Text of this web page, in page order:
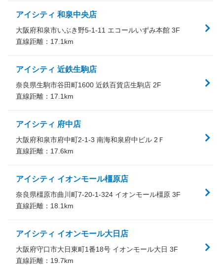
アイシティ 和泉中央店
大阪府和泉市いぶき野5-1-11 エコールいずみ本館 3F
直線距離： 17.1 km
アイシティ 近鉄生駒店
奈良県生駒市谷田町1600 近鉄百貨店生駒店 2F
直線距離： 17.1 km
アイシティ 府中店
大阪府和泉市府中町2-1-3 南海和泉府中ビル 2Ｆ
直線距離： 17.6km
アイシティ イオンモール橿原店
奈良県橿原市曲川町7-20-1-324 イオンモール橿原 3F
直線距離： 18.1 km
アイシティ イオンモール大日店
大阪府守口市大日東町1番18号 イオンモール大日 3F
直線距離： 19.7km